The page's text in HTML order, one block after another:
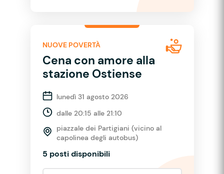
NUOVE POVERTÀ
Cena con amore alla
stazione Ostiense
lunedì 31 agosto 2026
dalle 20:15 alle 21:10
piazzale dei Partigiani (vicino al
capolinea degli autobus)
5 posti disponibili